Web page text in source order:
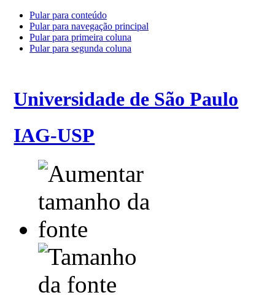
Pular para conteúdo
Pular para navegação principal
Pular para primeira coluna
Pular para segunda coluna
Universidade de São Paulo
IAG-USP